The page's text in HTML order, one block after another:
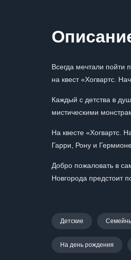
Всегда мечтали пойти
на квест «Хогвартс.
Каждый с детства в
мистическими
На квесте «Хогвартс.
Гарри, Рону и
Добро пожаловать в
Новгорода предстоит
Детские
На день рождения